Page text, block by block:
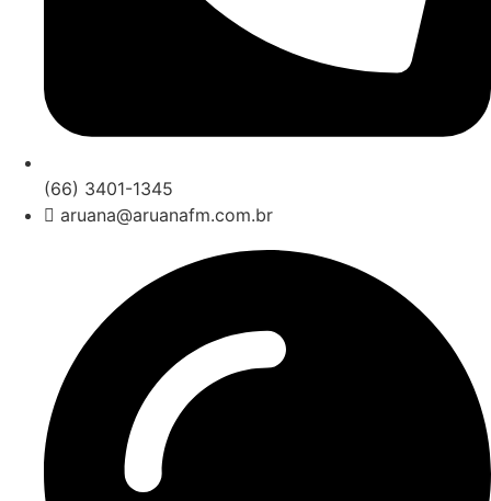
(66) 3401-1345
aruana@aruanafm.com.br